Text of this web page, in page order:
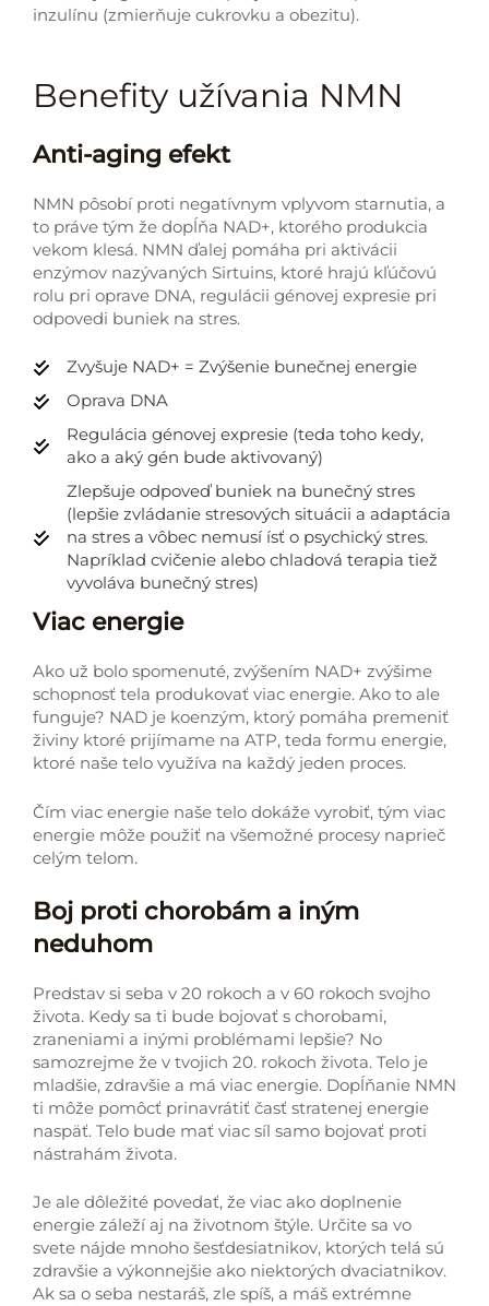
inzulínu (zmierňuje cukrovku a obezitu).
Benefity užívania NMN
Anti-aging efekt
NMN pôsobí proti negatívnym vplyvom starnutia, a
to práve tým že dopĺňa NAD+, ktorého produkcia
vekom klesá. NMN ďalej pomáha pri aktivácii
enzýmov nazývaných Sirtuins, ktoré hrajú kľúčovú
rolu pri oprave DNA, regulácii génovej expresie pri
odpovedi buniek na stres.
Zvyšuje NAD+ = Zvýšenie bunečnej energie
Oprava DNA
Regulácia génovej expresie (teda toho kedy,
ako a aký gén bude aktivovaný)
Zlepšuje odpoveď buniek na bunečný stres
(lepšie zvládanie stresových situácii a adaptácia
na stres a vôbec nemusí ísť o psychický stres.
Napríklad cvičenie alebo chladová terapia tiež
vyvoláva bunečný stres)
Viac energie
Ako už bolo spomenuté, zvýšením NAD+ zvýšime
schopnosť tela produkovať viac energie. Ako to ale
funguje? NAD je koenzým, ktorý pomáha premeniť
živiny ktoré prijímame na ATP, teda formu energie,
ktoré naše telo využíva na každý jeden proces.
Čím viac energie naše telo dokáže vyrobiť, tým viac
energie môže použiť na všemožné procesy naprieč
celým telom.
Boj proti chorobám a iným
neduhom
Predstav si seba v 20 rokoch a v 60 rokoch svojho
života. Kedy sa ti bude bojovať s chorobami,
zraneniami a inými problémami lepšie? No
samozrejme že v tvojich 20. rokoch života. Telo je
mladšie, zdravšie a má viac energie. Dopĺňanie NMN
ti môže pomôcť prinavrátiť časť stratenej energie
naspäť. Telo bude mať viac síl samo bojovať proti
nástrahám života.
Je ale dôležité povedať, že viac ako doplnenie
energie záleží aj na životnom štýle. Určite sa vo
svete nájde mnoho šesťdesiatnikov, ktorých telá sú
zdravšie a výkonnejšie ako niektorých dvaciatnikov.
Ak sa o seba nestaráš, zle spíš, a máš extrémne